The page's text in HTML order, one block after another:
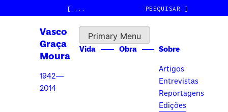
[ ]
Vasco
Graça
Moura
1942—
2014
Primary Menu
Vida
Obra
Sobre
Artigos
Entrevistas
Reportagens
Edições